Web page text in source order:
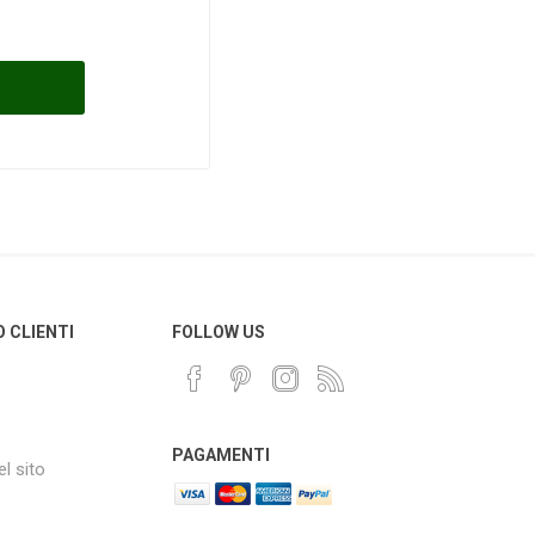
CLIENTI
sito
FOLLOW US
PAGAMENTI